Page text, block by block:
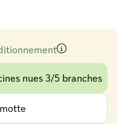
nues 3/5 branches